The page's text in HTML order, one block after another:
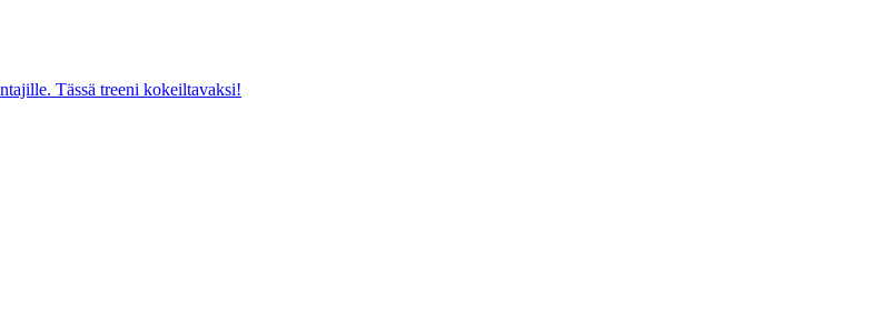
Tässä treeni kokeiltavaksi!